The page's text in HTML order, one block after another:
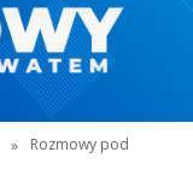
»
Rozmowy pod